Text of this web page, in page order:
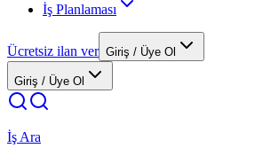
İş Planlaması
Ücretsiz ilan ver Giriş / Üye Ol
Giriş / Üye Ol
İş Ara